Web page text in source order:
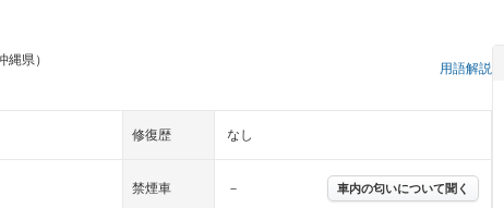
県）
用語解説
修復歴 なし
禁煙車 － 車内の匂いについて聞く